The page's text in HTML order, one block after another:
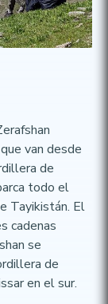
van desde
de
todo el
Tayikistán. El
cadenas
se
de
en el sur.